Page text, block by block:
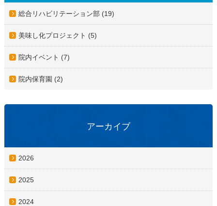
総合リハビリテーション部 (19)
美味し化プロジェクト (5)
院内イベント (7)
院内保育園 (2)
アーカイブ
2026
2025
2024